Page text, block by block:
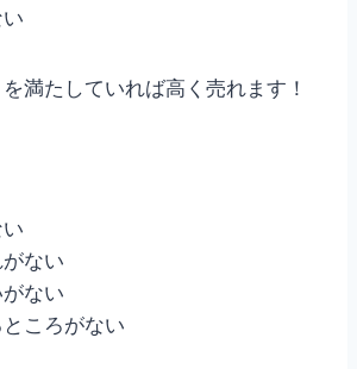
満たしていれば高く売れます！
ない
ない
ころがない